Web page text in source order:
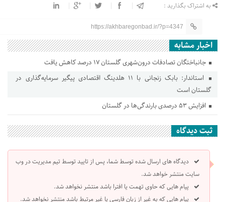
به اشتراک بگذارید :
https://akhbaregonbad.ir/?p=4347
اخبار مشابه
جانباختگان تصادفات درون‌شهری گلستان ۱۷ درصد کاهش یافت
استاندار: بابک زنجانی با ۱۱ هلدینگ اقتصادی پیگیر سرمایه‌گذاری در
گلستان است
افزایش ۵۳ درصدی بارندگی‌ها در گلستان
ثبت دیدگاه
دیدگاه های ارسال شده توسط شما، پس از تایید توسط تیم مدیریت در وب
سایت منتشر خواهد شد.
پیام هایی که حاوی تهمت یا افترا باشد منتشر نخواهد شد.
پیام هایی که به غیر از زبان فارسی یا غیر مرتبط باشد منتشر نخواهد شد.